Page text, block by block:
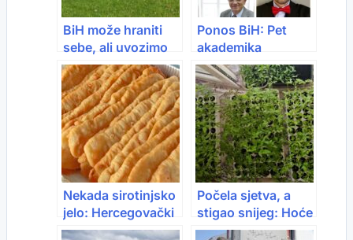
BiH može hraniti
sebe, ali uvozimo
milijarde: Na
njivama šuma, na
policama strana
roba
Ponos BiH: Pet
akademika
svrstano među
svjetsku naučnu
elitu
Nekada sirotinjsko
jelo: Hercegovački
uštipak postaje
Počela sjetva, a
stigao snijeg: Hoće
li sezona biti